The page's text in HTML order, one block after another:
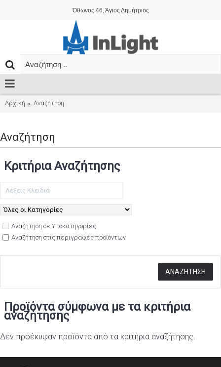
Όθωνος 46, Άγιος Δημήτριος
Αρχική Αναζήτηση
Αναζήτηση
Κριτήρια Αναζήτησης
Αναζήτηση σε Υποκατηγορίες
Αναζήτηση στις περιγραφές προϊόντων
Προϊόντα σύμφωνα με τα κριτήρια
αναζήτησης
Δεν προέκυψαν προϊόντα από τα κριτήρια αναζήτησης.